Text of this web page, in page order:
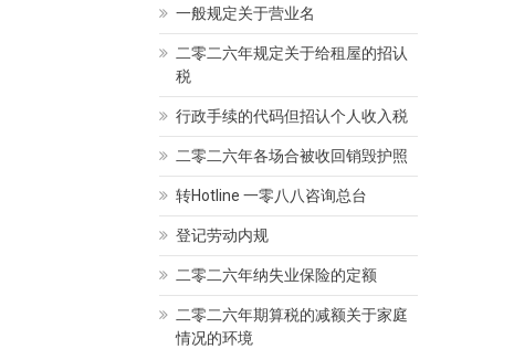
律师
律师 Mộng Huyền
04/04/2020
一般规定关于营业名
二零二六年规定关于给租屋的招认
税
行政手续的代码但招认个人收入税
二零二六年各场合被收回销毁护照
转Hotline 一零八八咨询总台
登记劳动内规
二零二六年纳失业保险的定额
二零二六年期算税的减额关于家庭
情况的环境